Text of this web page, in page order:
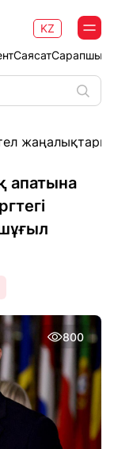
Саясат
KZ
жаңалықтары
апатына
800